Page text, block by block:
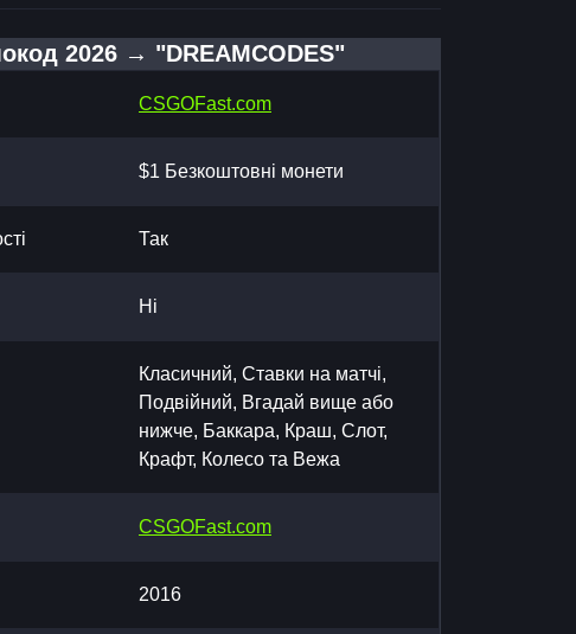
2026 → "DREAMCODES"
CSGOFast.com
$1 Безкоштовні монети
Так
Hi
Класичний, Ставки на матчі,
Подвійний, Вгадай вище або
нижче, Баккара, Краш, Слот,
Крафт, Колесо та Вежа
CSGOFast.com
2016